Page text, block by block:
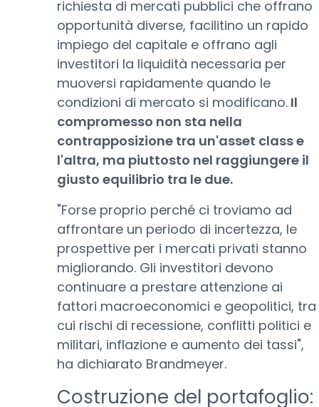
richiesta di mercati pubblici che offrano
opportunità diverse, facilitino un rapido
impiego del capitale e offrano agli
investitori la liquidità necessaria per
muoversi rapidamente quando le
condizioni di mercato si modificano. Il
compromesso non sta nella
contrapposizione tra un'asset class e
l'altra, ma piuttosto nel raggiungere il
giusto equilibrio tra le due.
"Forse proprio perché ci troviamo ad
affrontare un periodo di incertezza, le
prospettive per i mercati privati stanno
migliorando. Gli investitori devono
continuare a prestare attenzione ai
fattori macroeconomici e geopolitici, tra
cui rischi di recessione, conflitti politici e
militari, inflazione e aumento dei tassi",
ha dichiarato Brandmeyer.
Costruzione del portafoglio: